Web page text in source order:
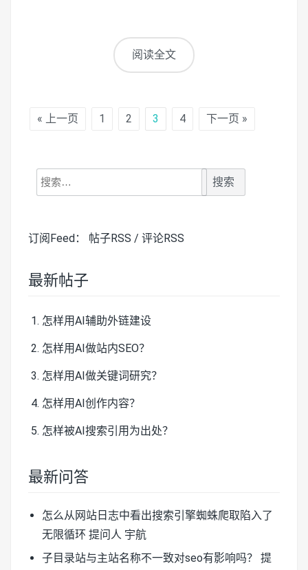
阅读全文
« 上一页 1 2 3 4 下一页 »
搜
索：
订阅Feed： 帖子RSS / 评论RSS
最新帖子
怎样用AI辅助外链建设
怎样用AI做站内SEO？
怎样用AI做关键词研究？
怎样用AI创作内容？
怎样被AI搜索引用为出处？
最新问答
怎么从网站日志中看出搜索引擎蜘蛛爬取陷入了
无限循环 提问人 宇航
子目录站与主站名称不一致对seo有影响吗？
提